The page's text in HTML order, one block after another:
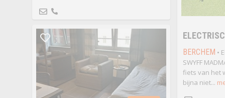
BERCHEM •
SWYFF
fiets van het
bijna niet...